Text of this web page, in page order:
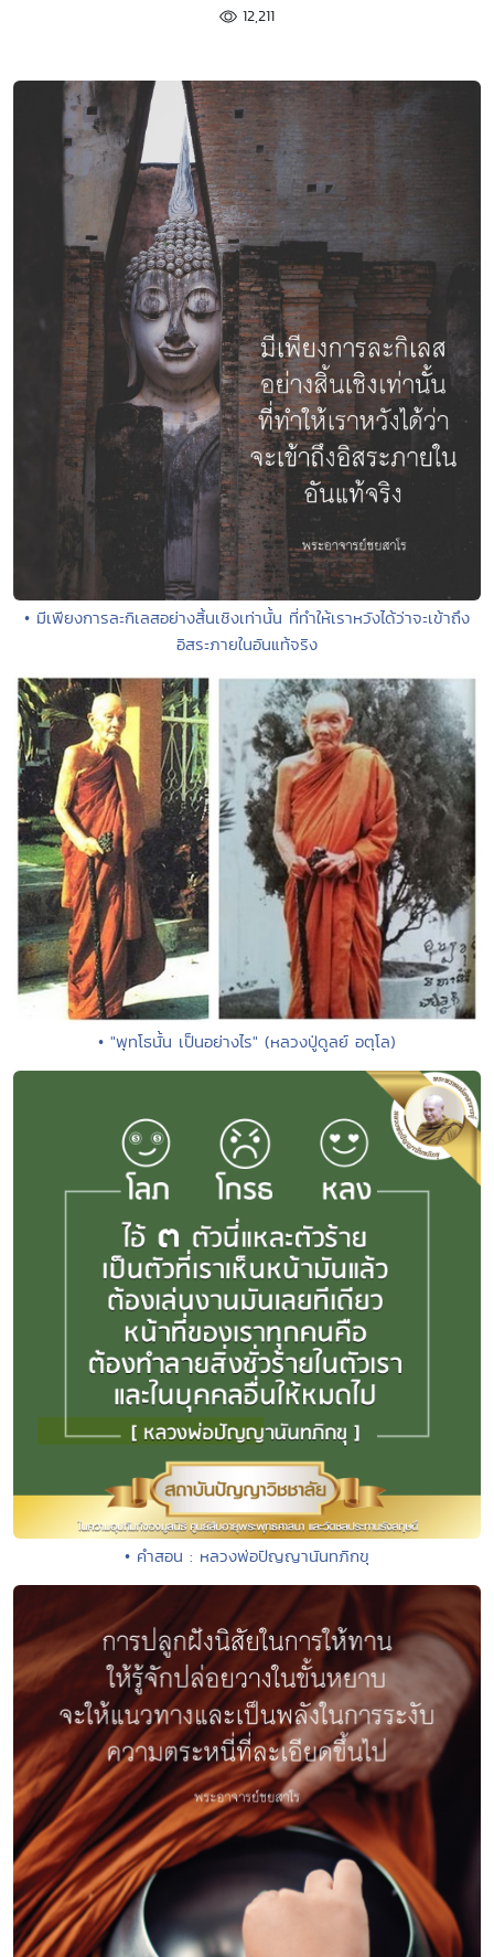
12,211
• มีเพียงการละกิเลสอย่างสิ้นเชิงเท่านั้น ที่ทำให้เราหวังได้ว่าจะเข้าถึง
อิสระภายในอันแท้จริง
• "พุทโธนั้น เป็นอย่างไร" (หลวงปู่ดูลย์ อตุโล)
• คำสอน : หลวงพ่อปัญญานันทภิกขุ